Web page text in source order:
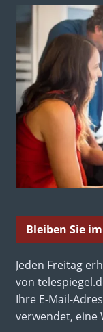
Bleiben Sie
Jeden Freitag
von
Ihre E-Mail-
verwendet, eine